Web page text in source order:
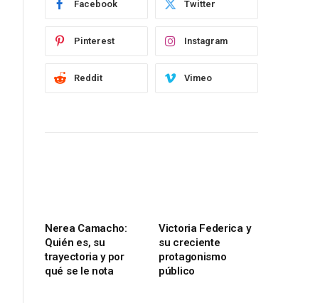
Facebook Twitter
Pinterest Instagram
Reddit Vimeo
Nerea Camacho:
Quién es, su
trayectoria y por
qué se le nota
Victoria Federica y
su creciente
protagonismo
público